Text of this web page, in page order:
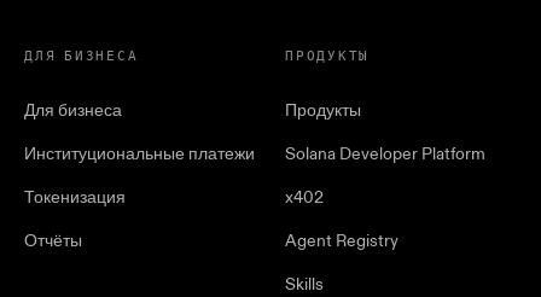
ДЛЯ БИЗНЕСА
Для бизнеса
Институциональные платежи
Токенизация
Отчёты
ПРОДУКТЫ
Продукты
Solana Developer Platform
x402
Agent Registry
Skills